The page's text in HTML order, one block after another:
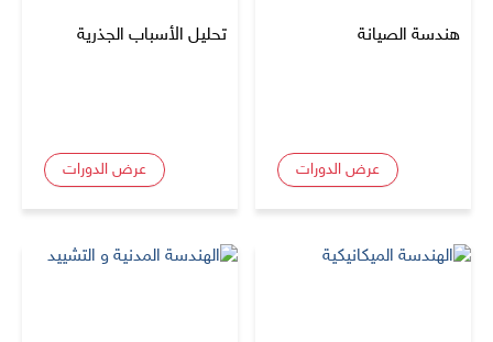
هندسة الصيانة
عرض الدورات
تحليل الأسباب الجذرية
عرض الدورات